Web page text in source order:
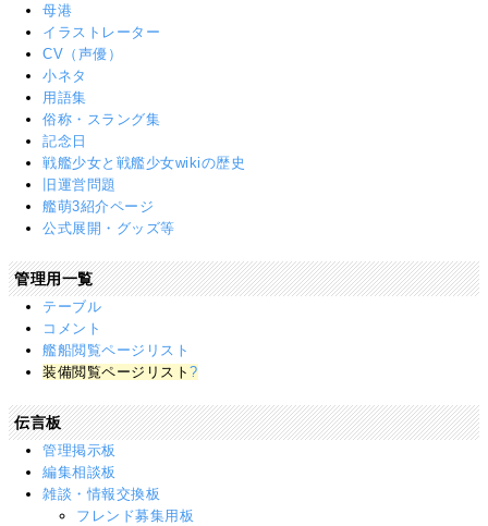
母港
イラストレーター
CV（声優）
小ネタ
用語集
俗称・スラング集
記念日
戦艦少女と戦艦少女wikiの歴史
旧運営問題
艦萌3紹介ページ
公式展開・グッズ等
管理用一覧
テーブル
コメント
艦船閲覧ページリスト
装備閲覧ページリスト?
伝言板
管理掲示板
編集相談板
雑談・情報交換板
フレンド募集用板